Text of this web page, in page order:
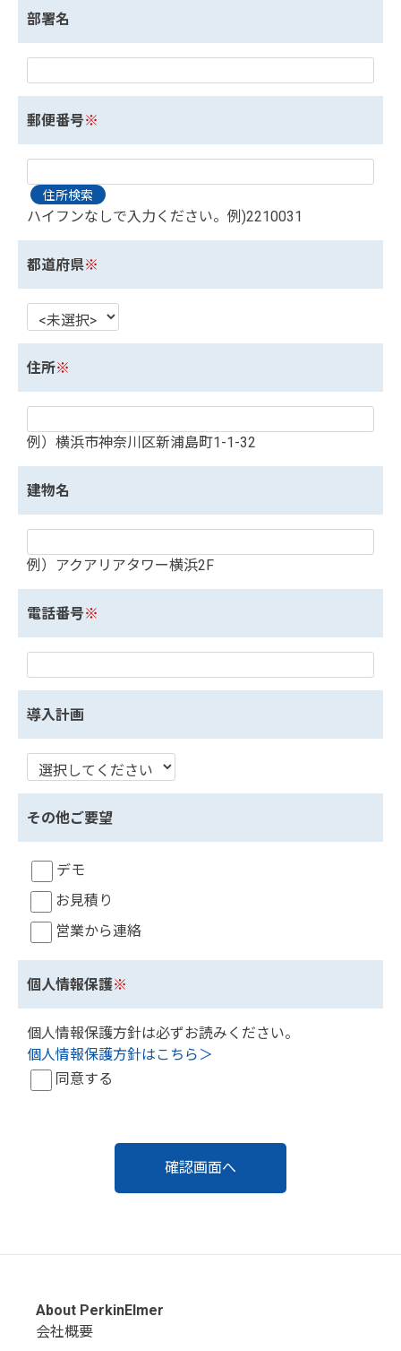
部署名
郵便番号※
ハイフンなしで入力ください。例)2210031
都道府県※
住所※
例）横浜市神奈川区新浦島町1-1-32
建物名
例）アクアリアタワー横浜2F
電話番号※
導入計画
その他ご要望
デモ
お見積り
営業から連絡
個人情報保護※
個人情報保護方針は必ずお読みください。
個人情報保護方針はこちら＞
同意する
About PerkinElmer
会社概要